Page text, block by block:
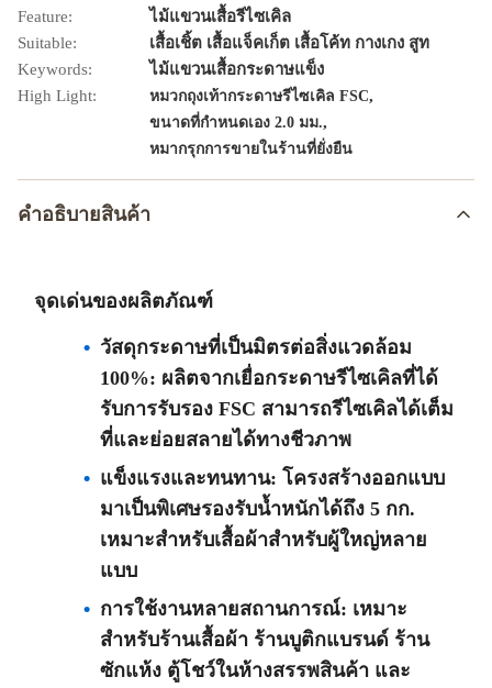
Feature:
ไม้แขวนเสื้อรีไซเคิล
Suitable:
เสื้อเชิ้ต เสื้อแจ็คเก็ต เสื้อโค้ท กางเกง สูท
Keywords:
ไม้แขวนเสื้อกระดาษแข็ง
High Light:
หมวกถุงเท้ากระดาษรีไซเคิล FSC,
ขนาดที่กําหนดเอง 2.0 มม.,
หมากรุกการขายในร้านที่ยั่งยืน
คําอธิบายสินค้า
จุดเด่นของผลิตภัณฑ์
วัสดุกระดาษที่เป็นมิตรต่อสิ่งแวดล้อม
100%: ผลิตจากเยื่อกระดาษรีไซเคิลที่ได้
รับการรับรอง FSC สามารถรีไซเคิลได้เต็ม
ที่และย่อยสลายได้ทางชีวภาพ
แข็งแรงและทนทาน: โครงสร้างออกแบบ
มาเป็นพิเศษรองรับน้ำหนักได้ถึง 5 กก.
เหมาะสำหรับเสื้อผ้าสำหรับผู้ใหญ่หลาย
แบบ
การใช้งานหลายสถานการณ์: เหมาะ
สำหรับร้านเสื้อผ้า ร้านบูติกแบรนด์ ร้าน
ซักแห้ง ตู้โชว์ในห้างสรรพสินค้า และ